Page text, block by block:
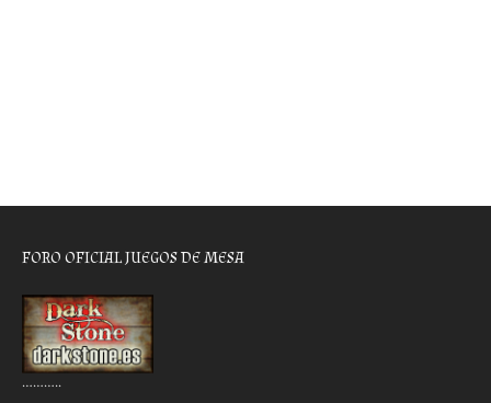
FORO OFICIAL JUEGOS DE MESA
………..